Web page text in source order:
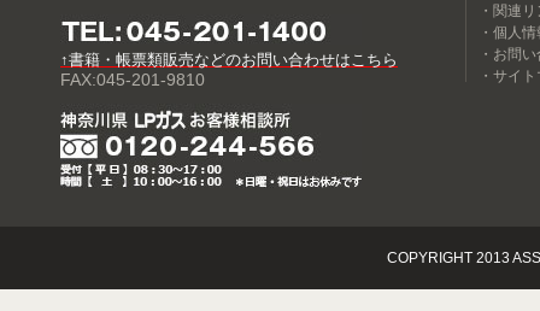
↑書籍・帳票類販売などのお問い合わせはこちら
FAX:045-201-9810
・関連
・個人
・お問
・サイ
COPYRIGHT 2013